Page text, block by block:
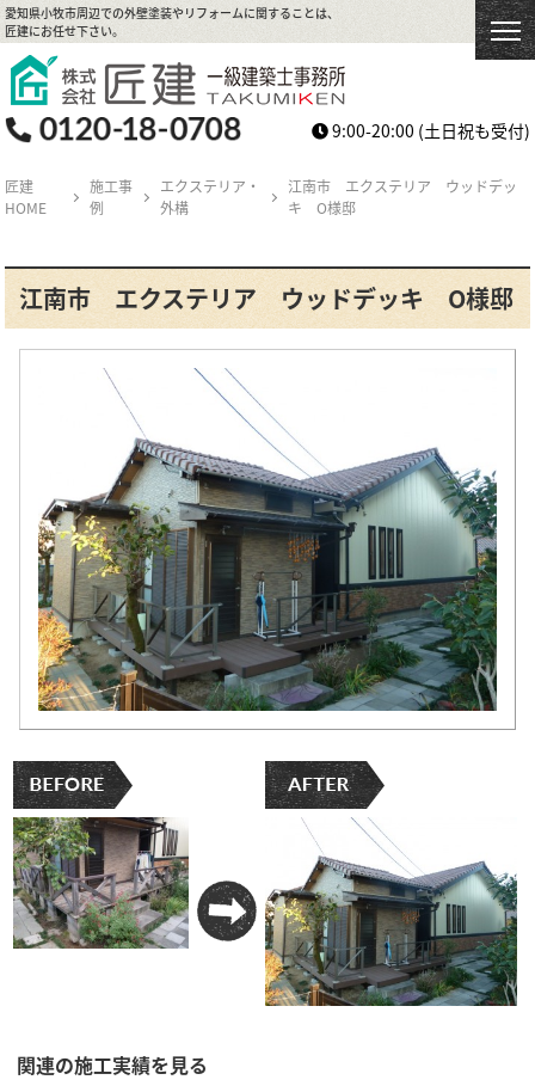
愛知県小牧市周辺での外壁塗装やリフォームに関することは、
匠建にお任せ下さい。
9:00-20:00 (土日祝も受付)
匠建
HOME
施工事
例
エクステリア・
外構
江南市 エクステリア ウッドデッ
キ O様邸
江南市 エクステリア ウッドデッキ O様邸
関連の施工実績を見る